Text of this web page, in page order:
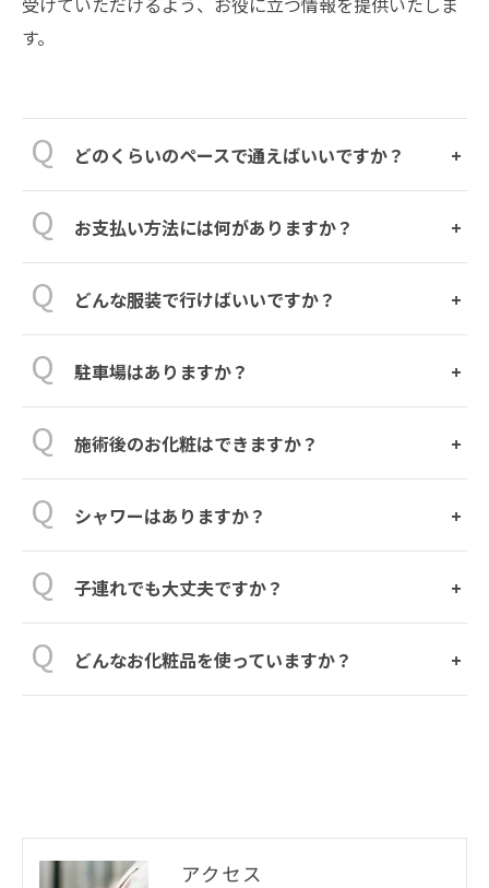
す。
どのくらいのペースで通えばいいですか？
お支払い方法には何がありますか？
どんな服装で行けばいいですか？
駐車場はありますか？
施術後のお化粧はできますか？
シャワーはありますか？
子連れでも大丈夫ですか？
どんなお化粧品を使っていますか？
アクセス